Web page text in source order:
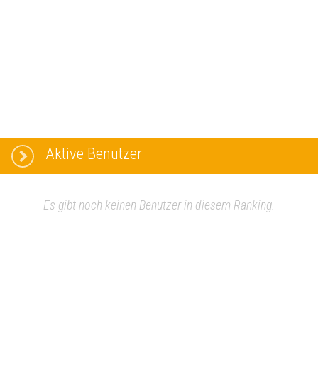
Aktive Benutzer
Es gibt noch keinen Benutzer in diesem Ranking.